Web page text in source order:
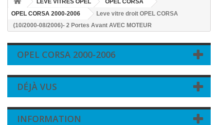
LEVE VITRES OPEL
OPEL CORSA
OPEL CORSA 2000-2006
Leve vitre droit OPEL CORSA
(10/2000-08/2006)- 2 Portes Avant AVEC MOTEUR
OPEL CORSA 2000-2006
DÉJÀ VUS
INFORMATION